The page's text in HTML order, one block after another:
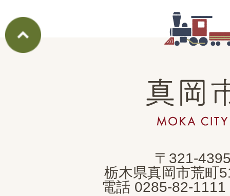
真
岡
市
CITY
〒321-
栃木県真岡市荒町
電話 0285-82-1111